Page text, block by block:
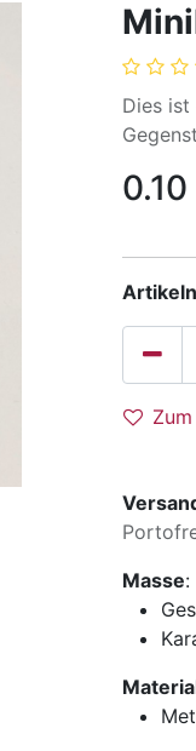
Dies ist
0.10
Masse: